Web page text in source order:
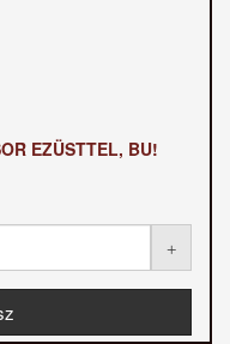
EZÜSTTEL, BU!